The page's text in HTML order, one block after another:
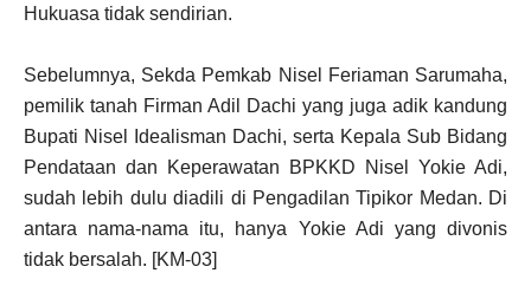
Hukuasa tidak sendirian.
Sebelumnya, Sekda Pemkab Nisel Feriaman Sarumaha,
pemilik tanah Firman Adil Dachi yang juga adik kandung
Bupati Nisel Idealisman Dachi, serta Kepala Sub Bidang
Pendataan dan Keperawatan BPKKD Nisel Yokie Adi,
sudah lebih dulu diadili di Pengadilan Tipikor Medan. Di
antara nama-nama itu, hanya Yokie Adi yang divonis
tidak bersalah. [KM-03]